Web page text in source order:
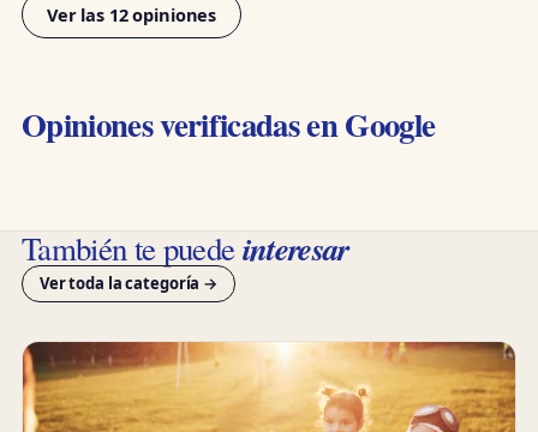
Ver las 12 opiniones
Opiniones verificadas en Google
También te puedeinteresar
Ver toda la categoría →